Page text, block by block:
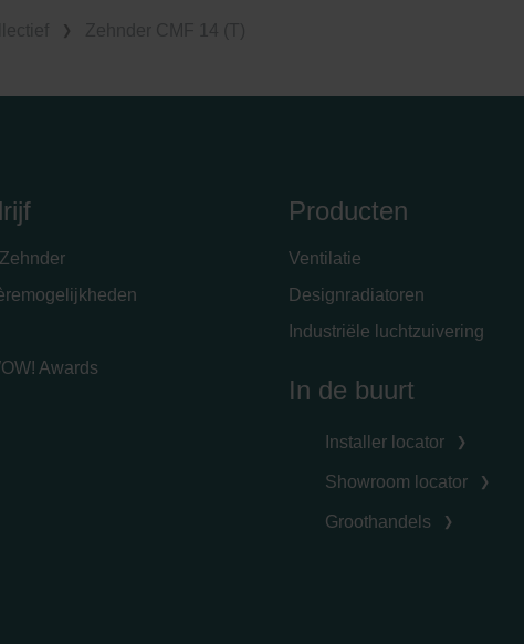
Awards
Producten
Ventilatie
Designradiatoren
Industriële luchtzuivering
In de buurt
Installer locator
Showroom locator
Groothandels